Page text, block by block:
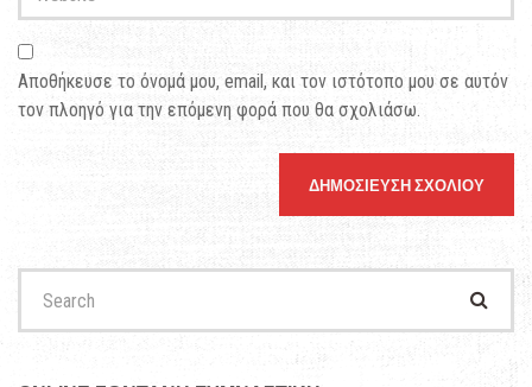
Αποθήκευσε το όνομά μου, email, και τον ιστότοπο μου σε αυτόν
τον πλοηγό για την επόμενη φορά που θα σχολιάσω.